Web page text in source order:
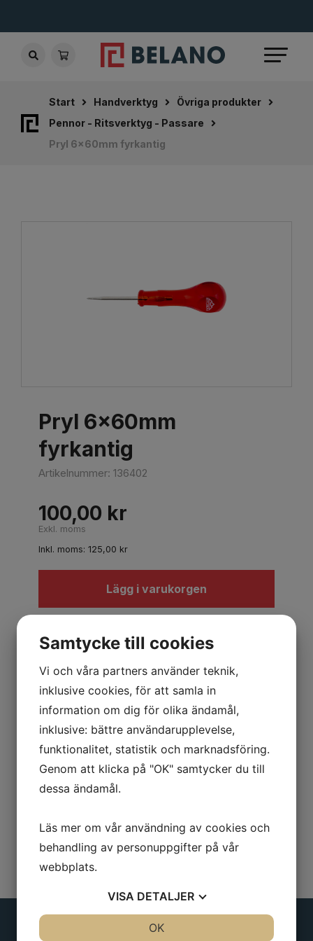
Start Handverktyg
Övriga produkter
Pennor - Ritsverktyg - Passare
Pryl 6x60mm fyrkantig
Pryl 6x60mm
fyrkantig
Artikelnummer: 136402
100,00 kr
Exkl. moms
Inkl. moms: 125,00 kr
Lägg i varukorgen
Beskrivning
Rund klinga, slagfast plastskaft.
Diameter: 6mm
Klinglängd: 60 mm
Totallängd: 148 mm
Samtycke till cookies
Vi och våra partners använder teknik,
inklusive cookies, för att samla in
information om dig för olika ändamål,
inklusive: bättre användarupplevelse,
funktionalitet, statistik och marknadsföring.
Genom att klicka på "OK" samtycker du till
dessa ändamål.
Läs mer om vår användning av cookies och
behandling av personuppgifter på vår
webbplats.
VISA DETALJER
OK